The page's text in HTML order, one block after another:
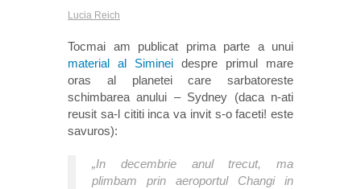
Lucia Reich
Tocmai am publicat prima parte a unui
material al Siminei despre primul mare
oras al planetei care sarbatoreste
schimbarea anului – Sydney (daca n-ati
reusit sa-l cititi inca va invit s-o faceti! este
savuros):
„In decembrie anul trecut, ma
plimbam prin aeroportul Changi in